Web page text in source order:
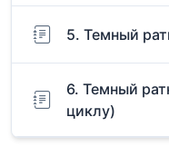
5. Темный
6. Темный
циклу)